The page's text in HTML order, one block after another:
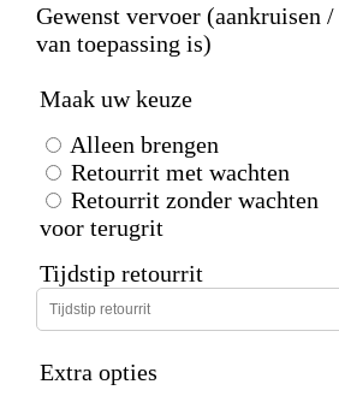
Gewenst vervoer (aankruisen
van toepassing is)
Maak uw keuze
Alleen brengen
Retourrit met wachten
Retourrit zonder wachten
voor terugrit
Tijdstip retourrit
Extra opties